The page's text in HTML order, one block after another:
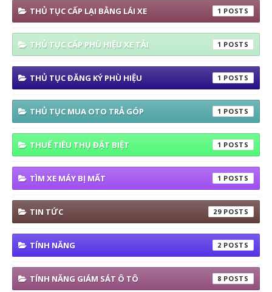
THỦ TỤC CẤP LẠI BẰNG LÁI XE 1
THỦ TỤC CẤP PHÙ HIỆU XE TẢI 1
THỦ TỤC ĐĂNG KÝ PHÙ HIỆU 1
THỦ TỤC MUA OTO TRẢ GÓP 1
THUẾ TIÊU THỤ ĐẶT BIỆT 1
TÌM XE MÁY BỊ MẤT 1
TIN TỨC 29
TÍNH NĂNG 2
TÍNH NĂNG GIÁM SÁT Ô TÔ 8